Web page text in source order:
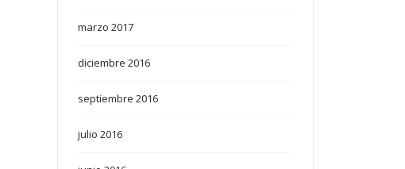
marzo 2017
diciembre 2016
septiembre 2016
julio 2016